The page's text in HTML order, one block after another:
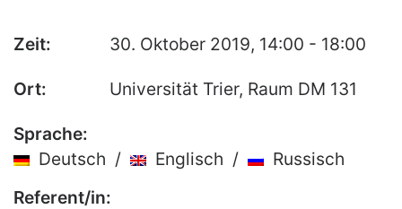
Gesamtverzeichnis der
Reihe „Neuere Lyrik“
Kulturkomparatistik
Zeit: 30. Oktober 2019, 14:00 - 18:00
Ort: Universität Trier, Raum DM 131
Sprache:
Deutsch /
Englisch /
Russisch
Referent/in: